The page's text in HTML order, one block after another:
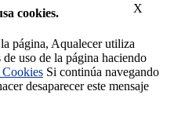
X
cookies.
página, Aqualecer utiliza
uso de la página haciendo
Si continúa navegando
desaparecer este mensaje